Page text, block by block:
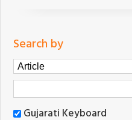
Search by
Gujarati Keyboard